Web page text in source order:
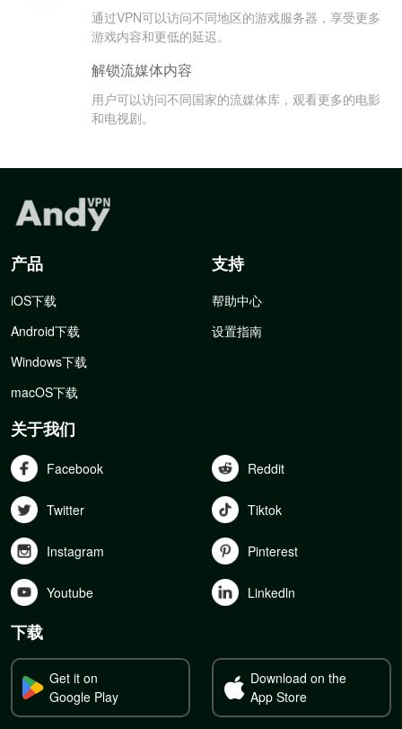
通过VPN可以访问不同地区的游戏服务器，享受更多
游戏内容和更低的延迟。
解锁流媒体内容
用户可以访问不同国家的流媒体库，观看更多的电影
和电视剧。
产品
iOS下载
Android下载
Windows下载
macOS下载
支持
帮助中心
设置指南
关于我们
Facebook Reddit
Twitter Tiktok
Instagram Pinterest
Youtube Linkedln
下载
Get it on
Google Play
Download on the
App Store